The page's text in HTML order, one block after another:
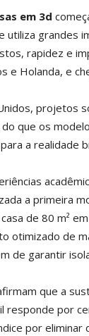
em 3d
utiliza grandes
rapidez e
e Holanda, e
projetos
que os
a realidade
a primeira
de 80 m²
otimizado de
de garantir
que a
responde por
por eliminar